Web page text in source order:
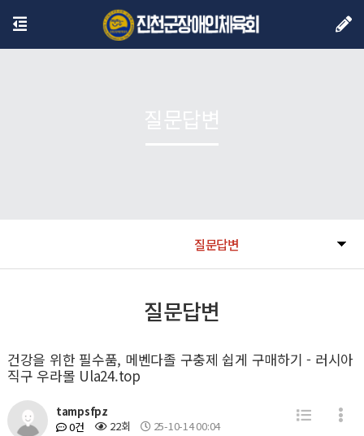
질문답변
질문답변
건강을 위한 필수품, 메벤다졸 구충제 쉽게 구매하기 - 러시아
직구 우라몰 Ula24.top
tampsfpz
0건
22회 25-10-14 00:04